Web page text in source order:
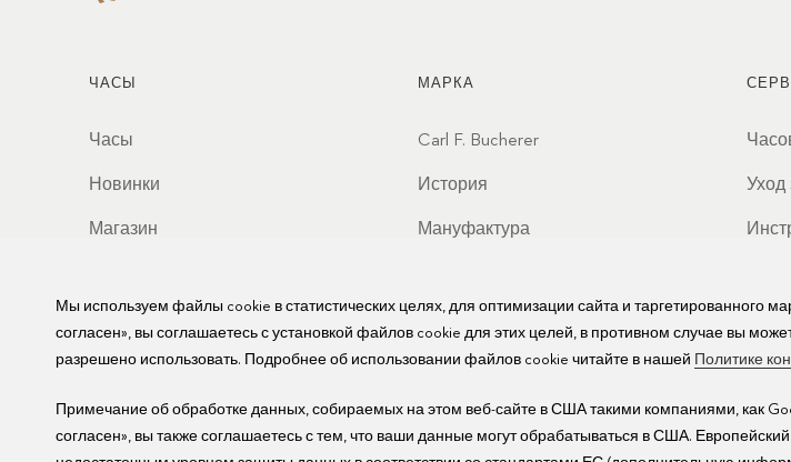
ЧАСЫ
Часы
Новинки
Магазин
МАРКА
Carl F. Bucherer
История
Мануфактура
Ценности
Уход
Мы используем файлы cookie в статистических целях, для оптимизации сайта и таргетированного
согласен», вы соглашаетесь с установкой файлов cookie для этих целей, в противном случае вы
разрешено использовать. Подробнее об использовании файлов cookie читайте в нашей
Политике
Примечание об обработке данных, собираемых на этом веб-сайте в США такими компаниями, как
согласен», вы также соглашаетесь с тем, что ваши данные могут обрабатываться в США.